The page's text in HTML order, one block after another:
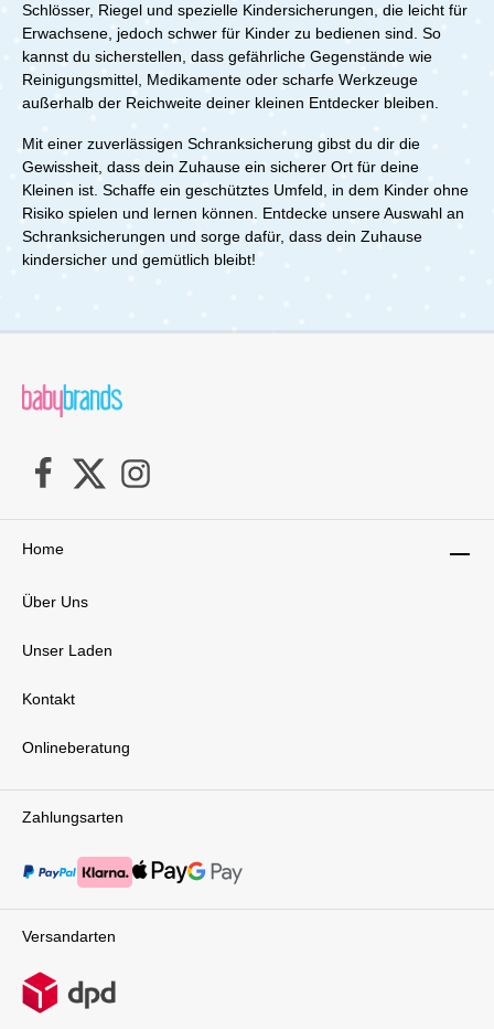
Schlösser, Riegel und spezielle Kindersicherungen, die leicht für
Erwachsene, jedoch schwer für Kinder zu bedienen sind. So
kannst du sicherstellen, dass gefährliche Gegenstände wie
Reinigungsmittel, Medikamente oder scharfe Werkzeuge
außerhalb der Reichweite deiner kleinen Entdecker bleiben.
Mit einer zuverlässigen Schranksicherung gibst du dir die
Gewissheit, dass dein Zuhause ein sicherer Ort für deine
Kleinen ist. Schaffe ein geschütztes Umfeld, in dem Kinder ohne
Risiko spielen und lernen können. Entdecke unsere Auswahl an
Schranksicherungen und sorge dafür, dass dein Zuhause
kindersicher und gemütlich bleibt!
Zahlungsarten
Versandarten
Home
Über Uns
Unser Laden
Kontakt
Onlineberatung